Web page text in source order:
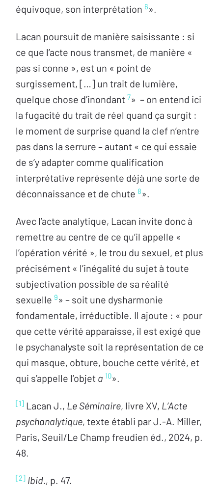
équivoque, son interprétation 6».
Lacan poursuit de manière saisissante : si
ce que l’acte nous transmet, de manière «
pas si conne », est un « point de
surgissement, […] un trait de lumière,
quelque chose d’inondant 7» – on entend ici
la fugacité du trait de réel quand ça surgit :
le moment de surprise quand la clef n’entre
pas dans la serrure – autant « ce qui essaie
de s’y adapter comme qualification
interprétative représente déjà une sorte de
déconnaissance et de chute 8».
Avec l’acte analytique, Lacan invite donc à
remettre au centre de ce qu’il appelle «
l’opération vérité », le trou du sexuel, et plus
précisément « l’inégalité du sujet à toute
subjectivation possible de sa réalité
sexuelle 9» – soit une dysharmonie
fondamentale, irréductible. Il ajoute : « pour
que cette vérité apparaisse, il est exigé que
le psychanalyste soit la représentation de ce
qui masque, obture, bouche cette vérité, et
qui s’appelle l’objet a 10».
[1] Lacan J., Le Séminaire, livre XV, L’Acte
psychanalytique, texte établi par J.-A. Miller,
Paris, Seuil/Le Champ freudien éd., 2024, p.
48.
[2] Ibid., p. 47.